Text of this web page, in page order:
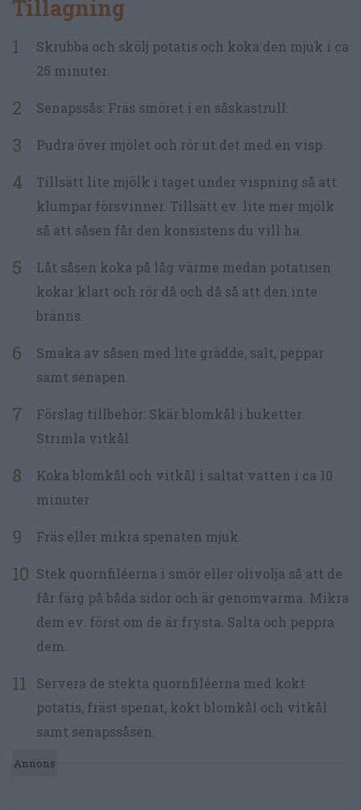
Tillagning
Skrubba och skölj potatis och koka den mjuk i ca
25 minuter.
Senapssås: Fräs smöret i en såskastrull.
Pudra över mjölet och rör ut det med en visp.
Tillsätt lite mjölk i taget under vispning så att
klumpar försvinner. Tillsätt ev. lite mer mjölk
så att såsen får den konsistens du vill ha.
Låt såsen koka på låg värme medan potatisen
kokar klart och rör då och då så att den inte
bränns.
Smaka av såsen med lite grädde, salt, peppar
samt senapen.
Förslag tillbehör: Skär blomkål i buketter.
Strimla vitkål.
Koka blomkål och vitkål i saltat vatten i ca 10
minuter.
Fräs eller mikra spenaten mjuk.
Stek quornfiléerna i smör eller olivolja så att de
får färg på båda sidor och är genomvarma. Mikra
dem ev. först om de är frysta. Salta och peppra
dem.
Servera de stekta quornfiléerna med kokt
potatis, fräst spenat, kokt blomkål och vitkål
samt senapssåsen.